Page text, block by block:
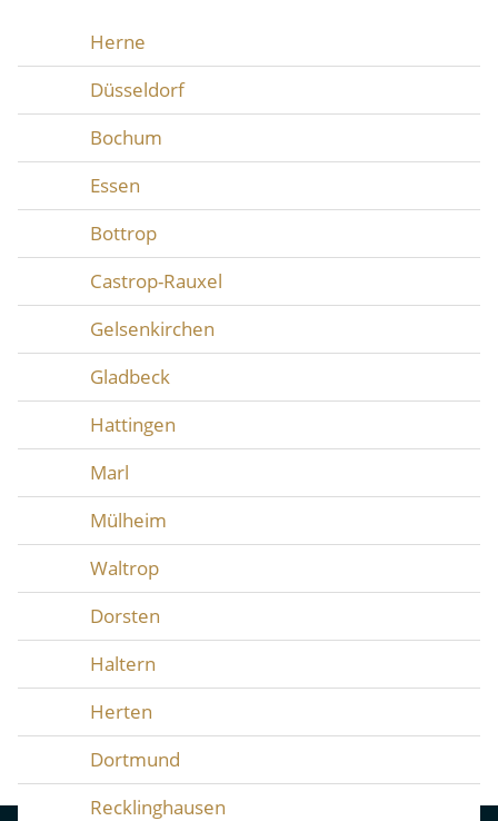
Herne
Düsseldorf
Bochum
Essen
Bottrop
Castrop-Rauxel
Gelsenkirchen
Gladbeck
Hattingen
Marl
Mülheim
Waltrop
Dorsten
Haltern
Herten
Dortmund
Recklinghausen